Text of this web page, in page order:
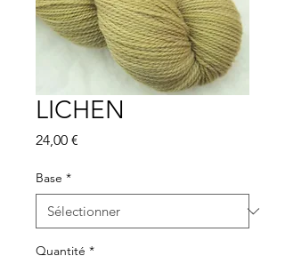
LICHEN
24,00 €
Base *
Quantité *